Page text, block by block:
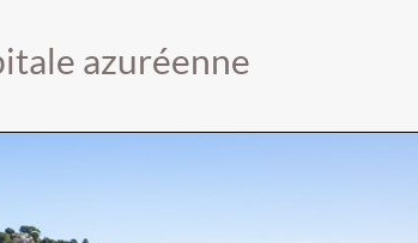
azuréenne